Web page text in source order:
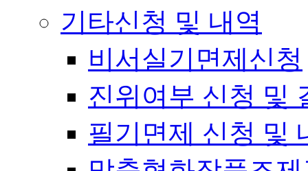
기타신청 및 내역
비서실기면제신청
진위여부 신청 및
필기면제 신청 및